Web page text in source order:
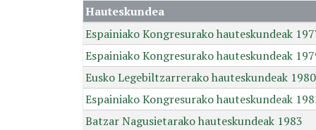
Hauteskundea
Espainiako Kongresurako hauteskundeak
Espainiako Kongresurako hauteskundeak
Eusko Legebiltzarrerako hauteskundeak 1980
Espainiako Kongresurako hauteskundeak
Batzar Nagusietarako hauteskundeak 1983